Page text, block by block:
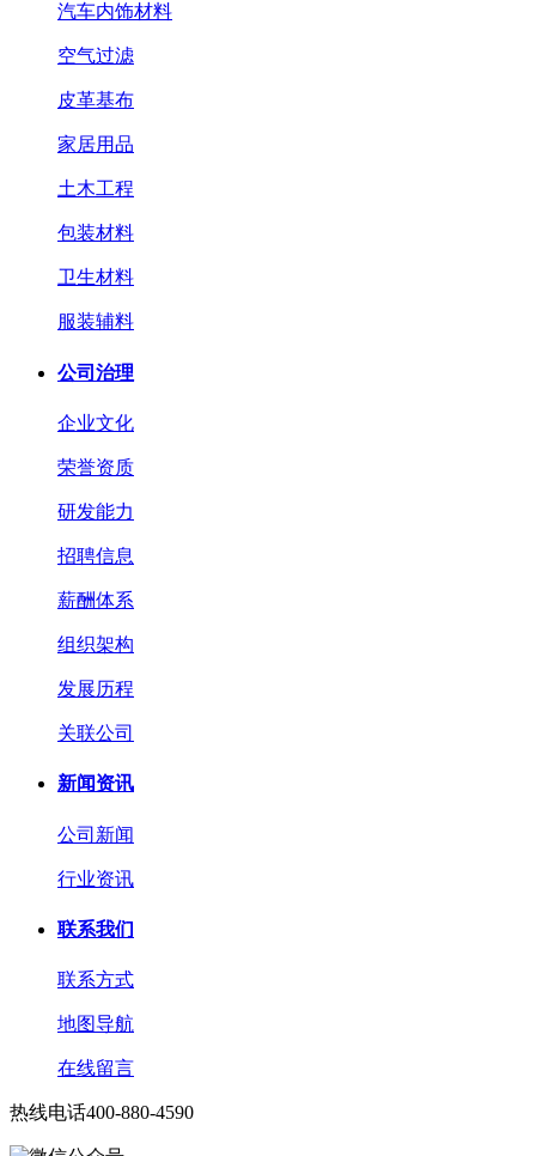
汽车内饰材料
空气过滤
皮革基布
家居用品
土木工程
包装材料
卫生材料
服装辅料
公司治理
企业文化
荣誉资质
研发能力
招聘信息
薪酬体系
组织架构
发展历程
关联公司
新闻资讯
公司新闻
行业资讯
联系我们
联系方式
地图导航
在线留言
热线电话400-880-4590